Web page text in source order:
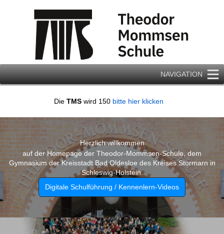
NAVIGATION
Die TMS wird 150 bitte hier klicken
Herzlich willkommen
auf der Homepage der Theodor-Mommsen-Schule, dem
Gymnasium der Kreisstadt Bad Oldesloe des Kreises Stormarn in
Schleswig-Holstein.
Digitale Schulführung / Kennenlern-Videos